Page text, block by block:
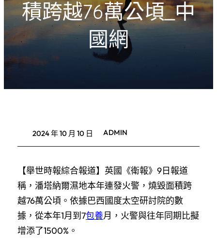
積跨越76萬公頃_中
國網
2024 年 10 月 10 日 ADMIN
【舉世時報綜合報道】英國《衛報》9日報道
稱，潘塔納爾濕地本年連發火警，燒毀面積跨
越76萬公頃。依據巴西國度太空研討院的數
據，從本年1月到7包養月，火警與往年同期比擬
增添了1500%。